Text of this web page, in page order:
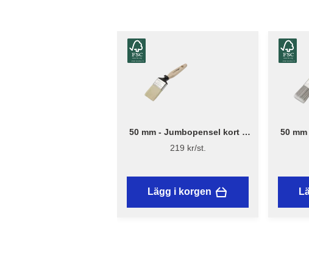
50 mm - Jumbopensel kort –
Flügger Excellence
219 kr/st.
Lägg i korgen
50